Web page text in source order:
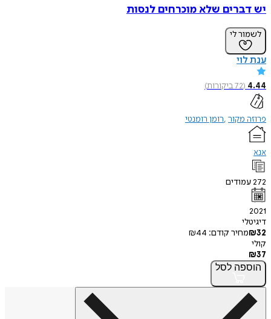
יש דברים שלא מוכרחים לנסות
לשמור לי
ענת לוי
4.44
(
72ביקורות)
פרוזה מקור רומן רומנטי
אנא
272עמודים
2021
דיגיטלי
₪32 מחיר קודם: ₪44
קולי
₪37
הוספה לסל